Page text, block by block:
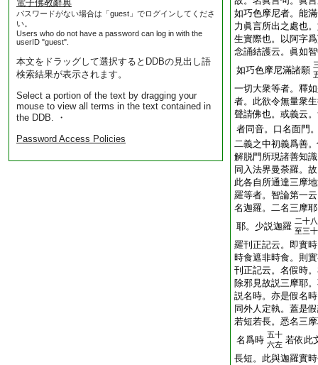
電子佛教辭典
パスワードがない場合は「guest」でログインしてくださ
い。
Users who do not have a password can log in with the
userID "guest".
本文をドラッグして選択するとDDBの見出し語
検索結果が表示されます。
Select a portion of the text by dragging your
mouse to view all terms in the text contained in
the DDB. ・
Password Access Policies
如巧色摩尼者。能
力眞言所出之處也
生實際也。以阿字
念誦結護云。眞如
如巧色摩尼滿諸願
一切大衆等者。釋
者。此欲令無量衆
聲請佛也。或義云
者同音。口名面門
二義之中初義爲善
解脱門所現諸善知
同入法界曼荼羅。
此各自所通達三摩
羅等者。智論第一
名迦羅。二名三摩
耶。少説迦羅 二十
至三
羅刊正記云。即實
時食遮非時食。則
刊正記云。名假時
除邪見故説三摩耶
説名時。亦是假名
同外人定執。蓋是
若短若長。悉名三
名爲時 五十
六左 若依此
長短。此與迦羅實